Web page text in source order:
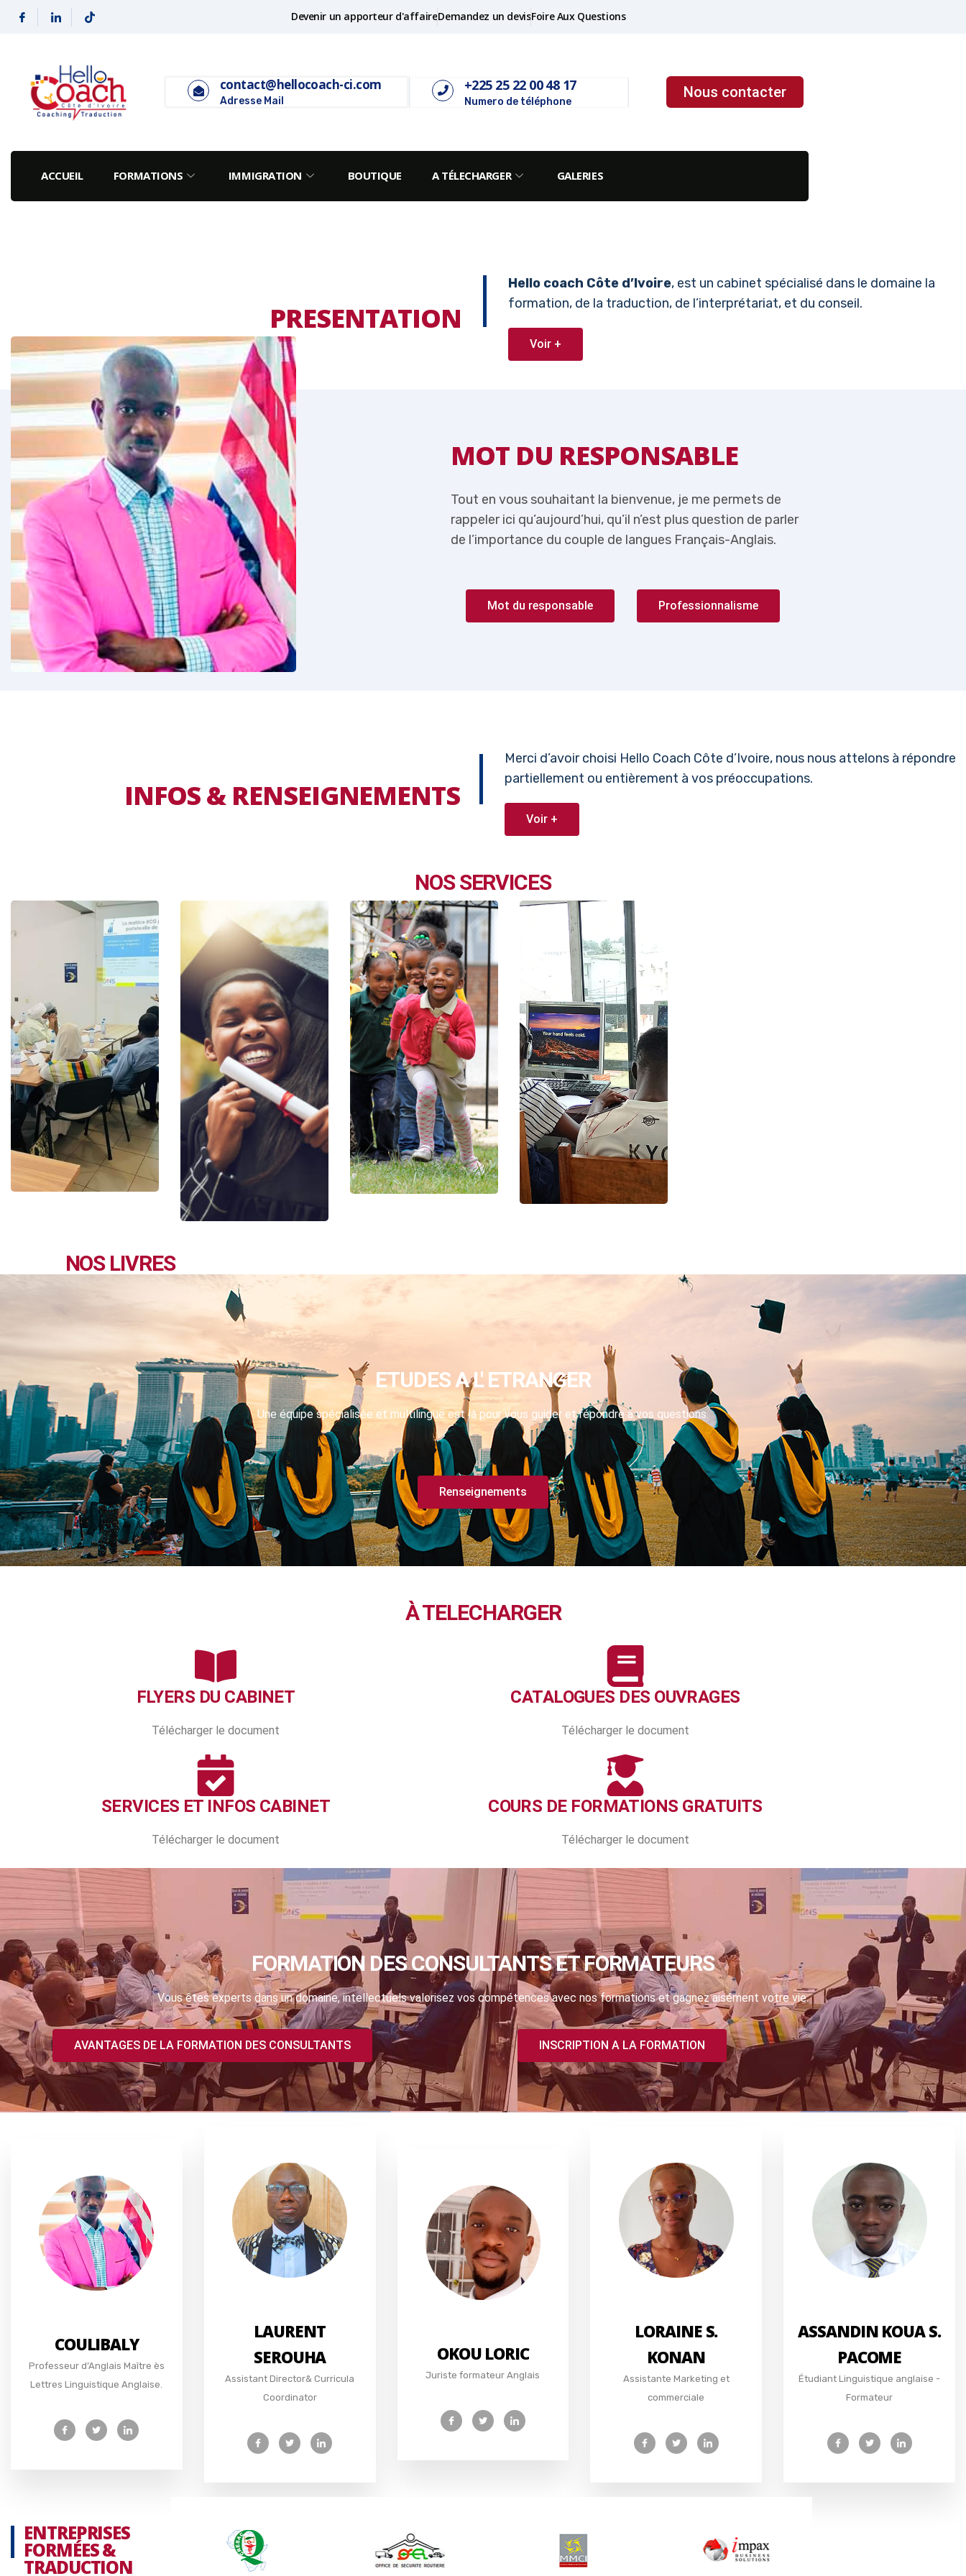
Devenir un apporteur d'affaireDemandez un devisFoire Aux Questions
contact@hellocoach-ci.com
Adresse Mail
+225 25 22 00 48 17
Numero de téléphone
Nous contacter
ACCUEIL FORMATIONS IMMIGRATION BOUTIQUE A TÉLECHARGER GALERIES
PRESENTATION
Hello coach Côte d’Ivoire, est un cabinet spécialisé dans le domaine la
formation, de la traduction, de l’interprétariat, et du conseil.
Voir +
de
de parler
Anglais.
MOT DU RESPONSABLE
Tout en vous souhaitant la bienvenue, je me permets de
rappeler ici qu’aujourd’hui, qu’il n’est plus question de parler
de l’importance du couple de langues Français-Anglais.
MOT DU RESPONSABLE
Tout en vous souhaitant la bienvenue, je me permets de
rappeler ici qu’aujourd’hui, qu’il n’est plus question de parler
de l’importance du couple de langues Français-Anglais.
Mot du responsable Professionnalisme
INFOS & RENSEIGNEMENTS
Merci d’avoir choisi Hello Coach Côte d’Ivoire, nous nous attelons à répondre
partiellement ou entièrement à vos préoccupations.
Voir +
NOS SERVICES
NOS LIVRES
ETUDES A L' ETRANGER
Une équipe spécialisée et multilingue est là pour vous guider et répondre à vos questions.
Renseignements
À TELECHARGER
FLYERS DU CABINET
Télécharger le document
SERVICES ET INFOS CABINET
Télécharger le document
CATALOGUES DES OUVRAGES
Télécharger le document
COURS DE FORMATIONS GRATUITS
Télécharger le document
FORMATION DES CONSULTANTS ET FORMATEURS
Vous êtes experts dans un domaine, intellectuels valorisez vos compétences avec nos formations et gagnez aisément votre vie.
AVANTAGES DE LA FORMATION DES CONSULTANTS INSCRIPTION A LA FORMATION
COULIBALY
Professeur d’Anglais Maître ès
Lettres Linguistique Anglaise.
LAURENT
SEROUHA
Assistant Director& Curricula
Coordinator
OKOU LORIC
Juriste formateur Anglais
LORAINE S.
KONAN
Assistante Marketing et
commerciale
ASSANDIN KOUA S.
PACOME
Étudiant Linguistique anglaise -
Formateur
ENTREPRISES
FORMÉES &
TRADUCTION